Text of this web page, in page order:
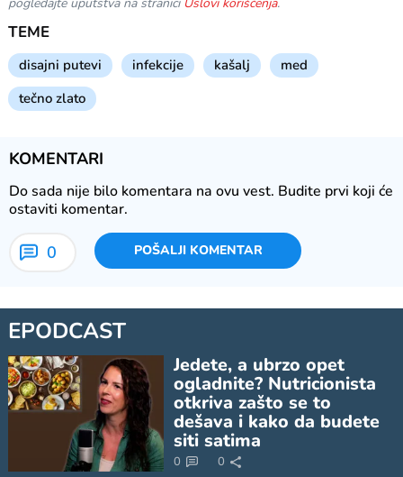
TEME
disajni putevi infekcije kašalj
med
tečno zlato
KOMENTARI
Do sada nije bilo komentara na ovu vest. Budite prvi koji će
ostaviti komentar.
0 POŠALJI KOMENTAR
EPODCAST
Jedete, a ubrzo opet
ogladnite? Nutricionista
otkriva zašto se to
dešava i kako da budete
siti satima
0 0